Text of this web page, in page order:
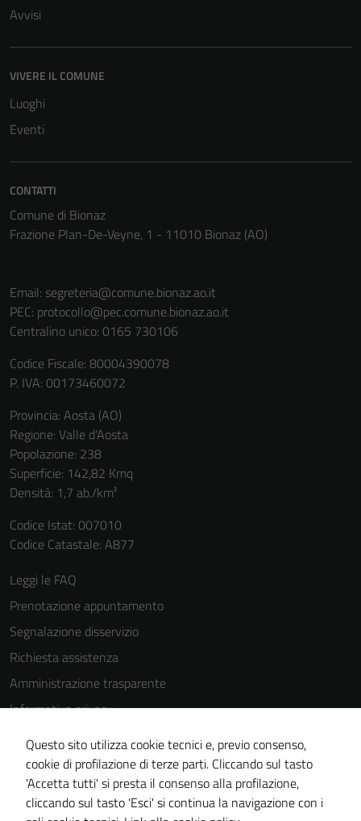
Avvisi
VIVERE IL COMUNE
Luoghi
Eventi
CONTATTI
Comune di Bionaz
Frazione Plan-De-Veyne, 1 - 11010 Bionaz (AO)
Email: segreteria@comune.bionaz.ao.it
PEC: protocollo@pec.comune.bionaz.ao.it
Centralino unico: 0165 730106
Codice Fiscale: 80004390078
P. IVA: 00173460072
Provincia: Aosta (AO)
Regione: Valle d'Aosta
Popolazione: 238
Superficie: 142,82 Kmq
Densità: 1,7 ab./km²
Codice Istat: 007010
Codice Catastale: A877
Leggi le FAQ
Prenotazione appuntamento
Segnalazione disservizio
Richiesta assistenza
Amministrazione trasparente
Informativa privacy
Cookie Policy
Note legali
Dichiarazione di accessibilità
Piano di miglioramento del sito
Questo sito utilizza cookie tecnici e, previo consenso,
cookie di profilazione di terze parti. Cliccando sul tasto
'Accetta tutti' si presta il consenso alla profilazione,
cliccando sul tasto 'Esci' si continua la navigazione con i
Tecnici
Questi cookie
sono necessari
per il